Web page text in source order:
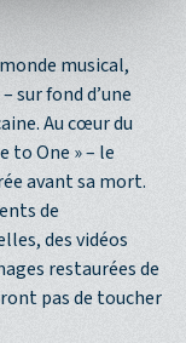
musical,
sur fond d’une
Au cœur du
to One » – le
avant sa mort.
de
des vidéos
restaurées de
pas de toucher